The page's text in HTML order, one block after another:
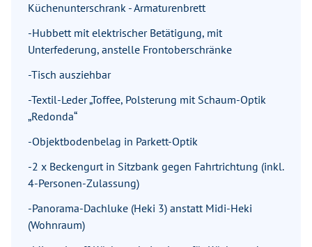
Küchenunterschrank - Armaturenbrett
-Hubbett mit elektrischer Betätigung, mit
Unterfederung, anstelle Frontoberschränke
-Tisch ausziehbar
-Textil-Leder „Toffee, Polsterung mit Schaum-Optik
„Redonda“
-Objektbodenbelag in Parkett-Optik
-2 x Beckengurt in Sitzbank gegen Fahrtrichtung (inkl.
4-Personen-Zulassung)
-Panorama-Dachluke (Heki 3) anstatt Midi-Heki
(Wohnraum)